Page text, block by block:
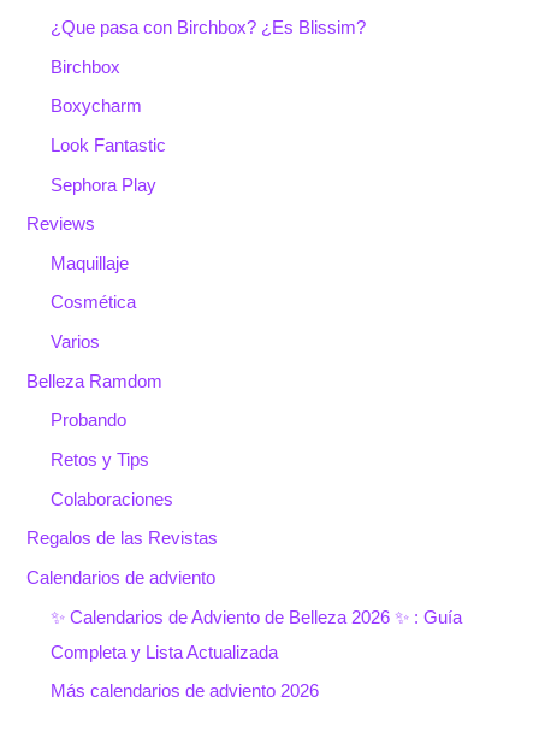
¿Que pasa con Birchbox? ¿Es Blissim?
Birchbox
Boxycharm
Look Fantastic
Sephora Play
Reviews
Maquillaje
Cosmética
Varios
Belleza Ramdom
Probando
Retos y Tips
Colaboraciones
Regalos de las Revistas
Calendarios de adviento
✨ Calendarios de Adviento de Belleza 2026 ✨ : Guía
Completa y Lista Actualizada
Más calendarios de adviento 2026